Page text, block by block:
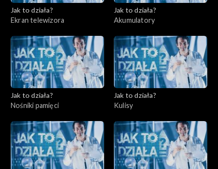
Jak to działa?
Ekran telewizora
Jak to działa?
Akumulatory
Jak to działa?
Nośniki pamięci
Jak to działa?
Kulisy